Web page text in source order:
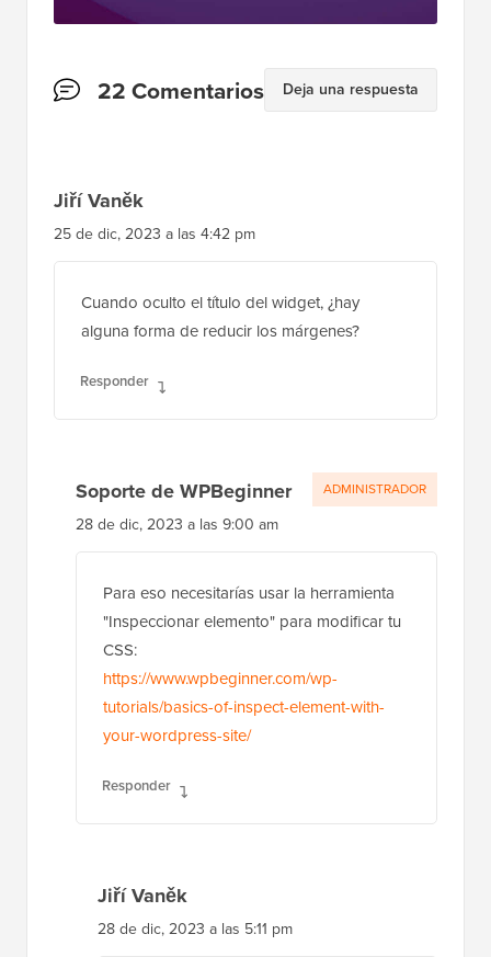
Interacciones
22 Comentarios Deja una respuesta
Jiří Vaněk
25 de dic, 2023 a las 4:42 pm
Cuando oculto el título del widget, ¿hay
alguna forma de reducir los márgenes?
Responder
Soporte de WPBeginner
28 de dic, 2023 a las 9:00 am
Para eso necesitarías usar la herramienta
"Inspeccionar elemento" para modificar tu
CSS:
https://www.wpbeginner.com/wp-
tutorials/basics-of-inspect-element-with-
your-wordpress-site/
Responder
ADMINISTRADOR
Jiří Vaněk
28 de dic, 2023 a las 5:11 pm